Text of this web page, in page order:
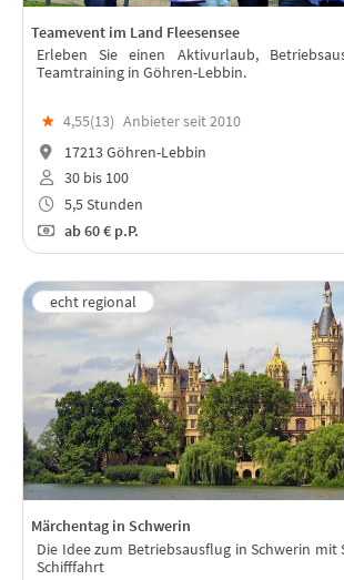
Teamevent im Land Fleesensee
Erleben Sie einen Aktivurlaub,
Teamtraining in Göhren-Lebbin.
★ 4,55(13) Anbieter seit 2010
17213 Göhren-Lebbin
30 bis 100
5,5 Stunden
ab60 € p.P.
Märchentag in Schwerin
Die Idee zum Betriebsausflug in Schwerin
Schifffahrt